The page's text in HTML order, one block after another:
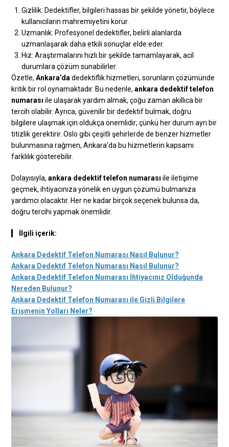
Gizlilik: Dedektifler, bilgileri hassas bir şekilde yönetir, böylece
kullanıcıların mahremiyetini korur.
Uzmanlık: Profesyonel dedektifler, belirli alanlarda
uzmanlaşarak daha etkili sonuçlar elde eder.
Hız: Araştırmalarını hızlı bir şekilde tamamlayarak, acil
durumlara çözüm sunabilirler.
Özetle,Ankara’da dedektiflik hizmetleri, sorunların çözümünde
kritik bir rol oynamaktadır. Bu nedenle,ankara dedektif telefon
numarası ile ulaşarak yardım almak, çoğu zaman akıllıca bir
tercih olabilir. Ayrıca, güvenilir bir dedektif bulmak, doğru
bilgilere ulaşmak için oldukça önemlidir; çünkü her durum ayrı bir
titizlik gerektirir. Oslo gibi çeşitli şehirlerde de benzer hizmetler
bulunmasına rağmen, Ankara’da bu hizmetlerin kapsamı
farklılık gösterebilir.
Dolayısıyla,ankara dedektif telefon numarası ile iletişime
geçmek, ihtiyacınıza yönelik en uygun çözümü bulmanıza
yardımcı olacaktır. Her ne kadar birçok seçenek bulunsa da,
doğru tercihi yapmak önemlidir.
İlgili içerik:
Ankara Dedektif Telefon Numarası Nasıl Bulunur?
Ankara Dedektif Telefon Numarası Nasıl Bulunur?
Ankara Dedektif Telefon Numarası İhtiyacınız Olduğunda
Nereden Bulunur?
Ankara Dedektif Telefon Numarası ile Gizli Bilgilere
Erişmenin Yolları Neler?